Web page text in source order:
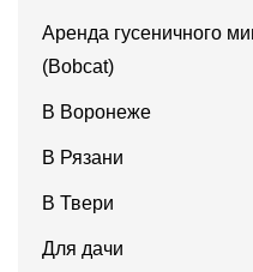
Аренда гусеничного
(Bobcat)
В Воронеже
В Рязани
В Твери
Для дачи